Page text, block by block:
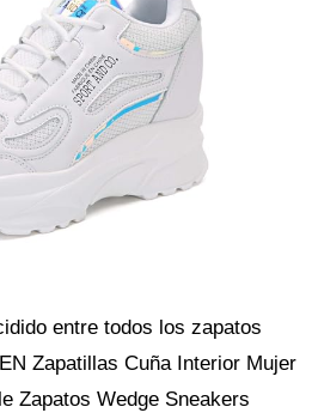
entre todos los zapatos
Zapatillas Cuña Interior Mujer
Zapatos Wedge Sneakers